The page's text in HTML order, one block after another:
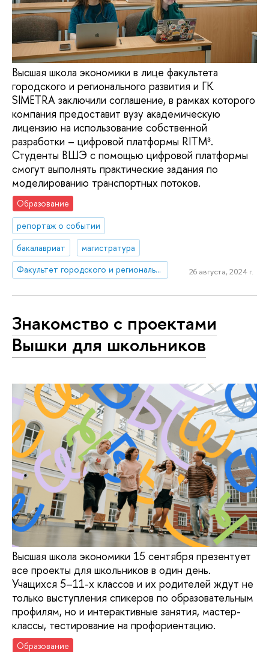
Высшая школа экономики в лице факультета
городского и регионального развития и ГК
SIMETRA заключили соглашение, в рамках которого
компания предоставит вузу академическую
лицензию на использование собственной
разработки – цифровой платформы RITM³.
Студенты ВШЭ с помощью цифровой платформы
смогут выполнять практические задания по
моделированию транспортных потоков.
Образование
репортаж о событии
бакалавриат
магистратура
Факультет городского и регионального развития
26 августа, 2024 г.
Знакомство с проектами
Вышки для школьников
Высшая школа экономики 15 сентября презентует
все проекты для школьников в один день.
Учащихся 5–11-х классов и их родителей ждут не
только выступления спикеров по образовательным
профилям, но и интерактивные занятия, мастер-
классы, тестирование на профориентацию.
Образование